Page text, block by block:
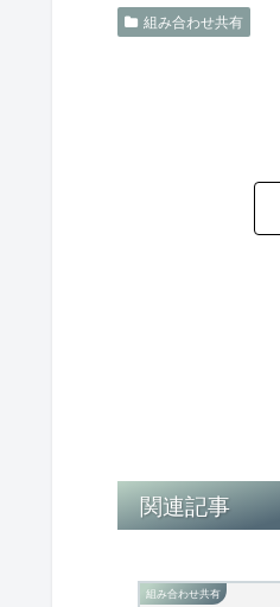
組み合わせ共有
関連記事
組み合わせ共有